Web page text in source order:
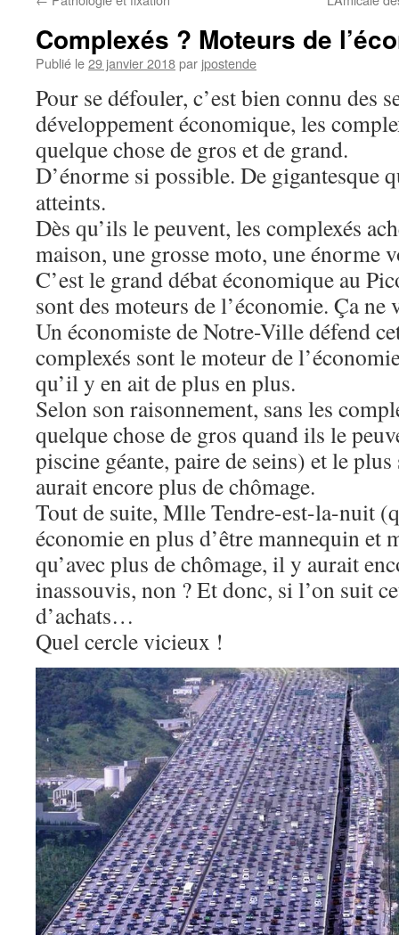
Complexés ? Moteurs de
Publié le29 janvier 2018par jpostende
Pour se défouler, c’est bien connu des
développement économique, les
quelque chose de gros et de grand.
D’énorme si possible. De gigantesque
atteints.
Dès qu’ils le peuvent, les complexés
maison, une grosse moto, une énorme
C’est le grand débat économique au
sont des moteurs de l’économie. Ça ne
Un économiste de Notre-Ville défend
complexés sont le moteur de
qu’il y en ait de plus en plus.
Selon son raisonnement, sans les
quelque chose de gros quand ils le
piscine géante, paire de seins) et le
aurait encore plus de chômage.
Tout de suite, Mlle Tendre-est-la-nuit
économie en plus d’être mannequin et
qu’avec plus de chômage, il y aurait
inassouvis, non ? Et donc, si l’on suit
d’achats…
Quel cercle vicieux !